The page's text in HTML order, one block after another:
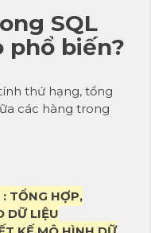
SQL
phổ biến?
thứ hạng, tổng
các hàng trong
TỔNG HỢP,
DỮ LIỆU